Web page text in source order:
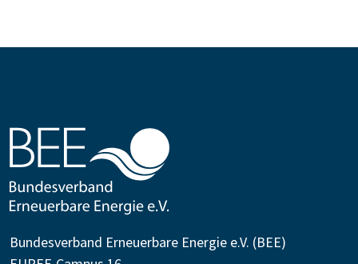
Bundesverband Erneuerbare Energie e.V. (BEE)